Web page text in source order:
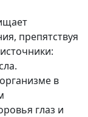
препятствуя
в
глаз и